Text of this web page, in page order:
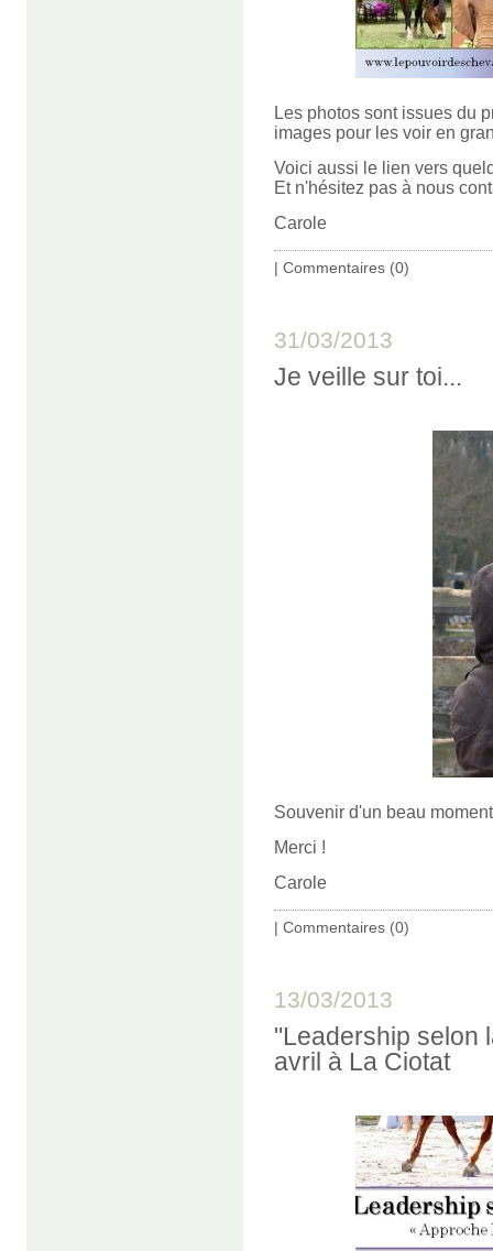
Les photos sont issues du
images pour les voir en
Voici aussi le lien vers
Et n'hésitez pas à nous
Carole
| Commentaires (0)
31/03/2013
Je veille sur toi...
Souvenir d'un beau
Merci !
Carole
| Commentaires (0)
13/03/2013
"Leadership selon
avril à La Ciotat